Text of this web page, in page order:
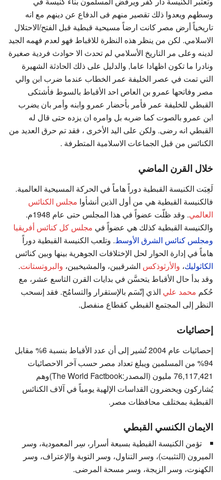
وسطهم ويعدوا ذلك تقصير منهم فى الدفاع عن دينهم مع انه
تاريخياً أرض مصر كانت ارضاً مسيحية قبطية قبل الفتح/الاحتلال
الاسلامي. لكن من ينظر هذه النظرة للاقباط فهو لعدم فهمه الجيد
لدينه وعلى مر التاريخ الأسلامي لم تحدث الا حوادث فردية صغيرة
ونادرا ما تكون اظهادا عاما, والدليل على ذلك الحادثة الشهيرة
التي تمت في عصر الخليفة عمر الخطاب عندما ضرب ابن والي
مصر وفاتحها عمرو بن العاص احد الأقباط بالسوط فأشتكى
القبطي للخليفة عمر فأمر بأحضار عمرو وابنه وأمر بان يضرب
ابن عمرو بالصوت كما ضربه بل وامره ان يزده حتى قال له
القبطي انه رضى. ولكن على اليد الأخرى ، فقد تم حرق العديد من
الكنائس من قبل الجماعات الاسلامية المتطرفة .
خلال القرن الماضي
لَعِبَت الكنيسة القبطية دوراً هاماً في الحركة المسيحية العالمية.
فالكنيسة القبطية هي من أول الذين أنشأوا مجلس الكنائس
العالمي
. وقد ظلّت عضواً في هذا المجلس حتى عام 1948م.
والكنيسة القبطية كذلك هي عضواً في مجلس كل كنائس أفريقيا
ومجلس كنائس الشرق الأوسط. وتلعب الكنيسة القبطية دوراً
هاماً في إدارة الحوار لحل الإختلافات الجوهرية بينها وبين كنائس
الكاثوليك، والأرثوذكس الشرقيين، والمشيخيين، والبروتستانت.
وقد بدأ حال الأقباط يتحسَّن في بدايات القرن التاسع عشر، مع
حُكم محمد علي الذي إتّسَم بالإستقرار والتسامُح. فقد إنسحب
النظر إلى المجتمع القبطي كقطاع منفصل.
إحصائيات
إحصائيات عام 2004 تُشير إلى أن عدد الأقباط بنسبة 6% مقابل
94% من المسلمين ويبلغ تعداد مصر حسب آخر الاحصائيات
76,117,421 مليون (المصدر:The World Factbook)وهم
يُشاركون ويحضرون القداسات الإلهية يومياً في آلاف الكنائس
القبطية بمختلف محافظات مصر.
الايمان الكنسي القبطي
تؤمن الكنيسة القبطية بسبعة أسرار، سِر المعمودية، وسر
الميرون (التثبيت)، وسر التناول، وسر التوبة والإعتراف، وسر
الكهنوت، وسر الزيجة، وسر مسحة المرضى.